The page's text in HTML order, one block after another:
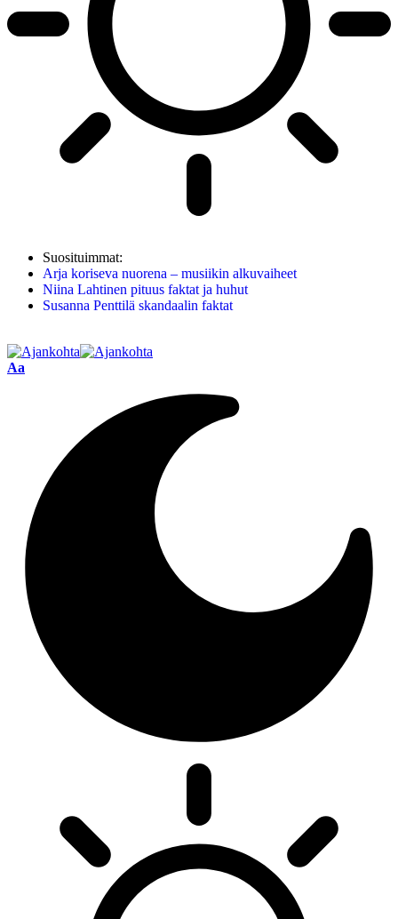
Suosituimmat:
Arja koriseva nuorena – musiikin alkuvaiheet
Niina Lahtinen pituus faktat ja huhut
Susanna Penttilä skandaalin faktat
Aa